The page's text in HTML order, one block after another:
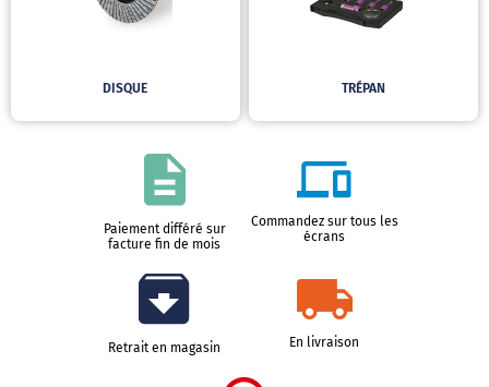
DISQUE TRÉPAN
Paiement différé sur
facture fin de mois
Commandez sur tous les
écrans
Retrait en magasin En livraison